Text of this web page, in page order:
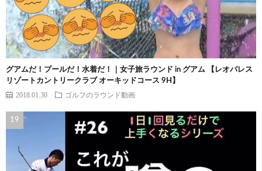
グアムだ！プールだ！水着だ！｜女子旅ラウンド in グアム 【レオパレス
リゾートカントリークラブ オーキッドコース 9H】
2018.01.30 ゴルフのラウンド動画